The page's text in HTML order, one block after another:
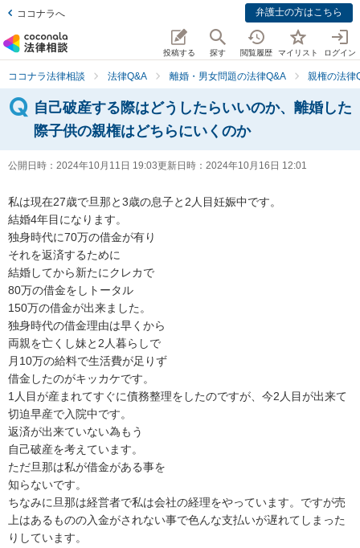
ココナラへ 弁護士の方はこちら
投稿する 探す 閲覧履歴 マイリスト ログイン
ココナラ法律相談 法律Q&A 離婚・男女問題の法律Q&A 親権の法律
自己破産する際はどうしたらいいのか、離婚した
際子供の親権はどちらにいくのか
公開日時： 2024年10月11日 19:03更新日時： 2024年10月16日 12:01
私は現在27歳で旦那と3歳の息子と2人目妊娠中です。
結婚4年目になります。
独身時代に70万の借金が有り
それを返済するために
結婚してから新たにクレカで
80万の借金をしトータル
150万の借金が出来ました。
独身時代の借金理由は早くから
両親を亡くし妹と2人暮らしで
月10万の給料で生活費が足りず
借金したのがキッカケです。
1人目が産まれてすぐに債務整理をしたのですが、今2人目が出来て
切迫早産で入院中です。
返済が出来ていない為もう
自己破産を考えています。
ただ旦那は私が借金がある事を
知らないです。
ちなみに旦那は経営者で私は会社の経理をやっています。ですが売
上はあるものの入金がされない事で色んな支払いが遅れてしまった
りしています。